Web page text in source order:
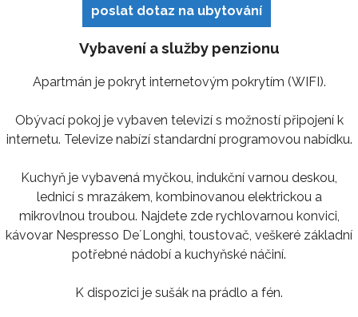
poslat dotaz na ubytování
Vybavení a služby penzionu
Apartmán je pokryt internetovým pokrytím (WIFI).
Obývací pokoj je vybaven televizí s možností připojení k
internetu. Televize nabízí standardní programovou nabídku.
Kuchyň je vybavená myčkou, indukční varnou deskou,
lednicí s mrazákem, kombinovanou elektrickou a
mikrovlnou troubou. Najdete zde rychlovarnou konvici,
kávovar Nespresso De´Longhi, toustovač, veškeré základní
potřebné nádobí a kuchyňské náčiní.
K dispozici je sušák na prádlo a fén.